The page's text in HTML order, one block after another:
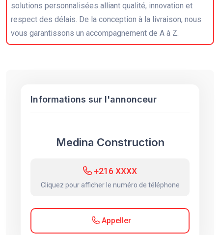
solutions personnalisées alliant qualité, innovation et
respect des délais. De la conception à la livraison, nous
vous garantissons un accompagnement de A à Z.
Informations sur l'annonceur
Medina Construction
+216 XXXX
Cliquez pour afficher le numéro de téléphone
Appeller